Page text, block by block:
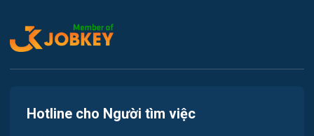
Lao Động Phổ Thông
Việc làm Tiên Lãng
Việc làm Hòa Bình
Hotline cho Người tìm việc